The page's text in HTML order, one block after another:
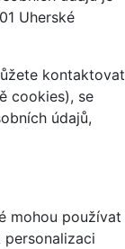
Uherské
kontaktovat
cookies), se
údajů,
mohou používat
personalizaci